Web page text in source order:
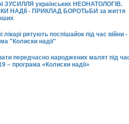
ЗУСИЛЛЯ українських НЕОНАТОЛОГІВ.
НАДІЇ - ПРИКЛАД БОРОТЬБИ за життя
лікарі рятують поспішайок під час війни -
"Колиски надії"
передчасно народжених малят під
– програма «Колиски надії»